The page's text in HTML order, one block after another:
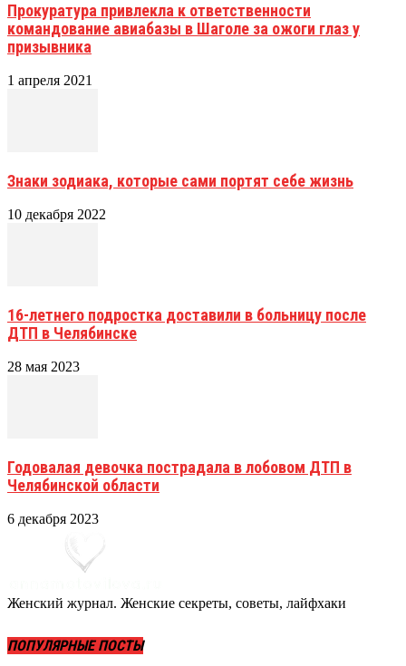
Прокуратура привлекла к ответственности
командование авиабазы в Шаголе за ожоги глаз у
призывника
1 апреля 2021
Знаки зодиака, которые сами портят себе жизнь
10 декабря 2022
16-летнего подростка доставили в больницу после
ДТП в Челябинске
28 мая 2023
Годовалая девочка пострадала в лобовом ДТП в
Челябинской области
6 декабря 2023
Женский журнал. Женские секреты, советы, лайфхаки
ПОПУЛЯРНЫЕ ПОСТЫ